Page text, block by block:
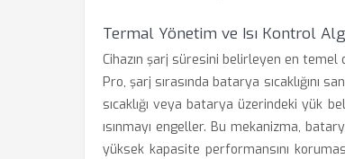
Termal Yönetim ve Isı Kontrol
Cihazın şarj süresini belirleyen en
Pro, şarj sırasında batarya sıcaklığını
sıcaklığı veya batarya üzerindeki yük
ısınmayı engeller. Bu mekanizma,
yüksek kapasite performansını